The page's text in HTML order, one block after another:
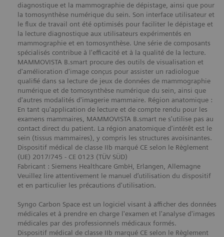
diagnostique et la mammographie de dépistage, ainsi que pour
la tomosynthèse numérique du sein. Son interface utilisateur et
le flux de travail ont été optimisés pour faciliter le dépistage et
la lecture diagnostique aux utilisateurs expérimentés en
mammographie et en tomosynthèse. Une série de composants
spécialisés contribue à l'efficacité et à la qualité de la lecture.
MAMMOVISTA B.smart procure des outils de visualisation et
d'amélioration d'image conçus pour assister un radiologue
qualifié dans sa lecture de jeux de données de mammographie
numérique et de tomosynthèse numérique du sein, ainsi que
d'autres modalités d'imagerie mammaire. Région anatomique :
En tant qu'application de lecture et de compte rendu pour les
examens mammaires, MAMMOVISTA B.smart ne s'utilise pas au
contact direct du patient. La région anatomique d'intérêt est le
sein (tissus mammaires), y compris les structures avoisinantes.
Dispositif médical de classe IIb marqué CE selon le Règlement
(UE) 2017/745 - CE 0123 (TÜV SÜD)
Fabricant : Siemens Healthcare GmbH, Erlangen, Allemagne
Veuillez lire attentivement le manuel d’utilisation du dispositif
et en particulier les précautions d'utilisation.
Syngo Carbon Space est un logiciel visant à afficher des données
médicales et à prendre en charge l'examen et l'analyse d'images
médicales par des professionnels médicaux formés.
Dispositif médical de classe IIb marqué CE selon le Règlement